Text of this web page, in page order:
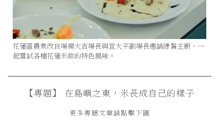
花蓮區農業改良場楊大吉場長與宣大平副場長邀請綠餐主廚，一
起嘗試各種花蓮米款的特色風味。
【專題】 在島嶼之東，米長成自己的樣子
更多專題文章請點擊下圖